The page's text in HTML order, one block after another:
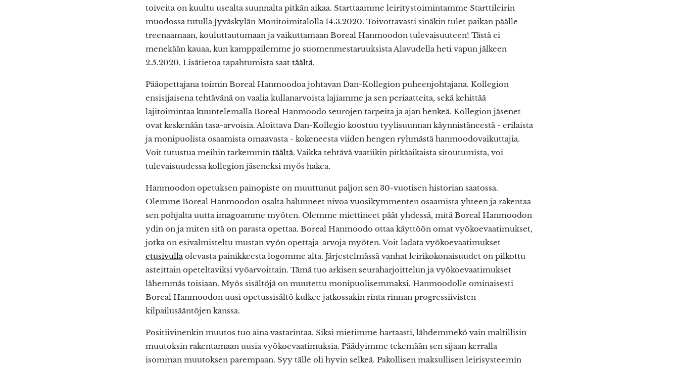
toiveita on kuultu usealta suunnalta pitkän aikaa. Starttaamme leiritystoimintamme Starttileirin
muodossa tutulla Jyväskylän Monitoimitalolla 14.3.2020. Toivottavasti sinäkin tulet paikan päälle
treenaamaan, kouluttautumaan ja vaikuttamaan Boreal Hanmoodon tulevaisuuteen! Tästä ei
menekään kauaa, kun kamppailemme jo suomenmestaruuksista Alavudella heti vapun jälkeen
2.5.2020. Lisätietoa tapahtumista saat täältä.
Pääopettajana toimin Boreal Hanmoodoa johtavan Dan-Kollegion puheenjohtajana. Kollegion
ensisijaisena tehtävänä on vaalia kullanarvoista lajiamme ja sen periaatteita, sekä kehittää
lajitoimintaa kuuntelemalla Boreal Hanmoodo seurojen tarpeita ja ajan henkeä. Kollegion jäsenet
ovat keskenään tasa-arvoisia. Aloittava Dan-Kollegio koostuu tyylisuunnan käynnistäneestä - erilaista
ja monipuolista osaamista omaavasta - kokeneesta viiden hengen ryhmästä hanmoodovaikuttajia.
Voit tutustua meihin tarkemmin täältä. Vaikka tehtävä vaatiikin pitkäaikaista sitoutumista, voi
tulevaisuudessa kollegion jäseneksi myös hakea.
Hanmoodon opetuksen painopiste on muuttunut paljon sen 30-vuotisen historian saatossa.
Olemme Boreal Hanmoodon osalta halunneet nivoa vuosikymmenten osaamista yhteen ja rakentaa
sen pohjalta uutta imagoamme myöten. Olemme miettineet päät yhdessä, mitä Boreal Hanmoodon
ydin on ja miten sitä on parasta opettaa. Boreal Hanmoodo ottaa käyttöön omat vyökoevaatimukset,
jotka on esivalmisteltu mustan vyön opettaja-arvoja myöten. Voit ladata vyökoevaatimukset
etusivullaolevasta painikkeesta logomme alta. Järjestelmässä vanhat leirikokonaisuudet on pilkottu
asteittain opeteltaviksi vyöarvoittain. Tämä tuo arkisen seuraharjoittelun ja vyökoevaatimukset
lähemmäs toisiaan. Myös sisältöjä on muutettu monipuolisemmaksi. Hanmoodolle ominaisesti
Boreal Hanmoodon uusi opetussisältö kulkee jatkossakin rinta rinnan progressiivisten
kilpailusääntöjen kanssa.
Positiivinenkin muutos tuo aina vastarintaa. Siksi mietimme hartaasti, lähdemmekö vain maltillisin
muutoksin rakentamaan uusia vyökoevaatimuksia. Päädyimme tekemään sen sijaan kerralla
isomman muutoksen parempaan. Syy tälle oli hyvin selkeä. Pakollisen maksullisen leirisysteemin